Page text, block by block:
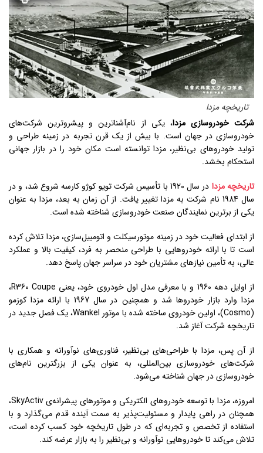
تاریخچه مزدا
شرکت خودروسازی مزدا، یکی از نام‌آشنا‌ترین و پیشروترین شرکت‌های
خودروسازی در جهان است. با بیش از یک قرن تجربه در زمینه طراحی و
تولید خودروهای بی‌نظیر، مزدا توانسته است مکان خود را در بازار جهانی
استحکام بخشد.
تاریخچه مزدا
در سال 1920 با تأسیس شرکت تویو کوژو کارسه شروع شد، و در
سال 1984 نام شرکت به مزدا تغییر یافت. از آن زمان به بعد، مزدا به عنوان
یکی از برترین نمایندگان صنعت خودروسازی شناخته شده است.
از ابتدای فعالیت خود در زمینه موتورسیکلت و اتومبیل‌سازی، مزدا تلاش کرده
است تا با ارائه خودروهایی با طراحی منحصر به فرد، کیفیت بالا و عملکرد
عالی، به تأمین نیازهای مشتریان خود در سراسر جهان پاسخ دهد.
از اوایل دهه 1960 و با معرفی مدل اول خودروی خود، یعنی R360 Coupe،
مزدا وارد بازار خودروها شد و همچنین در سال 1967 با ارائه مزدا کوزمو
(Cosmo)، اولین خودروی ساخته شده با موتور Wankel، یک فصل جدید در
تاریخچه شرکت آغاز شد.
از آن پس، مزدا با طراحی‌های بی‌نظیر، فناوری‌های نوآورانه و همکاری با
شرکت‌های خودروسازی بین‌المللی، به عنوان یکی از بزرگترین نام‌های
خودروسازی در جهان شناخته می‌شود.
امروزه، مزدا با توسعه خودروهای الکتریکی و موتورهای پیشرانه‌ی SkyActiv،
همچنان در راهی پایدار و مسئولیت‌پذیر به سمت آینده قدم می‌گذارد و با
استفاده از تخصص و تجربه‌ای که در طول تاریخچه خود کسب کرده است،
تلاش می‌کند تا خودروهایی نوآورانه و بی‌نظیر را به بازار عرضه کند.